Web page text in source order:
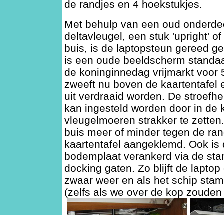
de randjes en 4 hoekstukjes.
Met behulp van een oud
deltavleugel, een stuk 'upright'
buis, is de laptopsteun gereed
is een oude beeldscherm
de koninginnedag vrijmarkt voor
zweeft nu boven de kaartentafel
uit verdraaid worden. De
kan ingesteld worden door in de
vleugelmoeren strakker te
buis meer of minder tegen de
kaartentafel aangeklemd. Ook is
bodemplaat verankerd via de
docking gaten. Zo blijft de
zwaar weer en als het schip
(zelfs als we over de kop